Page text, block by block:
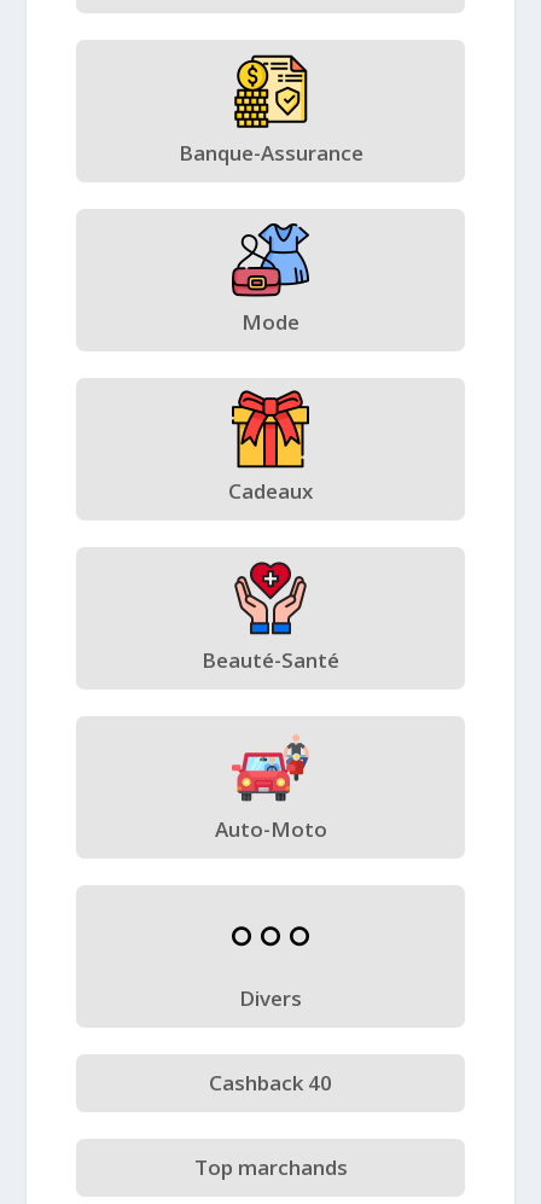
Banque-Assurance
Mode
Cadeaux
Beauté-Santé
Auto-Moto
Divers
Cashback 40
Top marchands